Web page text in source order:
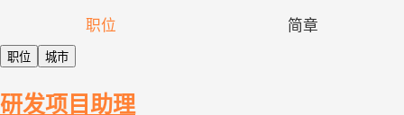
职位 简章
职位 城市
研发项目助理